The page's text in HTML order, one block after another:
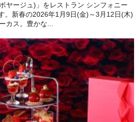
ヤージュ)」をレストラン シンフォニー
。新春の2026年1月9日(金)～3月12日(木)
カス。豊かな...